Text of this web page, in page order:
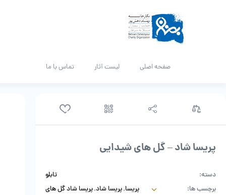
صفحه اصلی لیست آثار تماس با ما
پریسا شاد – گل های شیدایی
دسته:
تابلو
برچسب ها:
پریسا,پریسا شاد,پریسا شاد گل های